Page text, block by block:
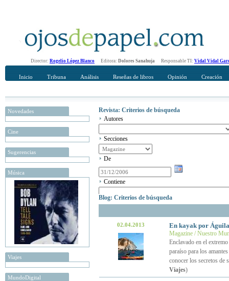
Director: Rogelio López Blanco Editora: Dolores Sanahuja Responsable TI: Vidal Vidal
Inicio Tribuna Análisis Reseñas de libros Opinión Creación
Novedades
Cine
Sugerencias
Música
Viajes
MundoDigital
Revista: Criterios de búsqueda
Autores
Secciones
De
Contiene
Blog: Criterios de búsqueda
02.04.2013 En kayak por
Magazine / Nuestro
Enclavado en el
paraíso para los
conocer los secretos de
Viajes)